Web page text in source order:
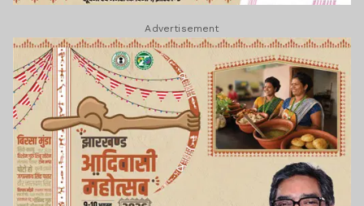
Advertisement